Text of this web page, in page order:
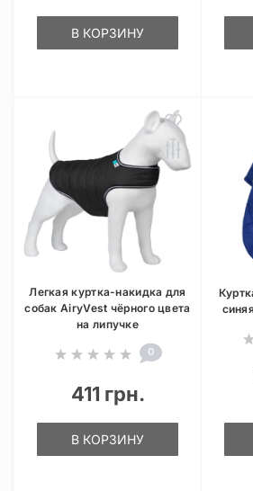
В КОРЗИНУ
Легкая куртка-накидка для
собак AiryVest чёрного цвета
на липучке
0
411 грн.
В КОРЗИНУ